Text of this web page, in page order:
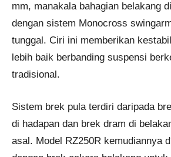
mm, manakala bahagian belakang
dengan sistem Monocross
tunggal. Ciri ini memberikan
lebih baik berbanding suspensi
tradisional.
Sistem brek pula terdiri daripada
di hadapan dan brek dram di
asal. Model RZ250R kemudiannya